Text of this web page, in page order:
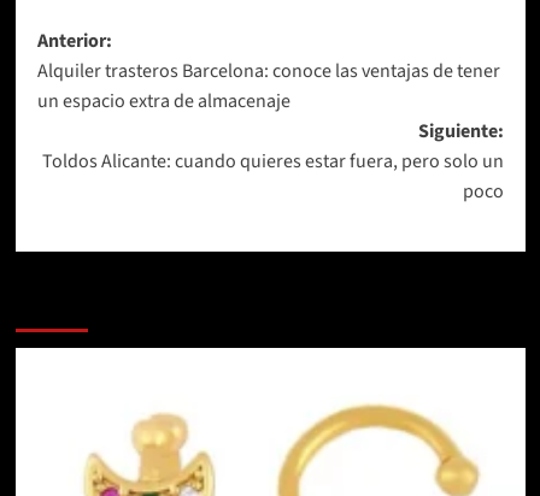
Navegación
de
entradas
Anterior:
Alquiler trasteros Barcelona: conoce las ventajas de tener
un espacio extra de almacenaje
Siguiente:
Toldos Alicante: cuando quieres estar fuera, pero solo un
poco